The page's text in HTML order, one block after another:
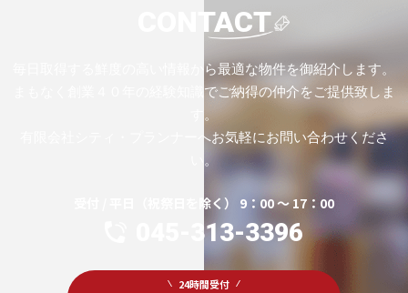
CONTACT
毎日取得する鮮度の高い情報から最適な物件を御紹介します。
まもなく創業４０年の経験知識でご納得の仲介をご提供致しま
す。
有限会社シティ・プランナーへお気軽にお問い合わせくださ
い。
受付 / 平日（祝祭日を除く） 9：00 ～ 17：00
045-313-3396
24時間受付